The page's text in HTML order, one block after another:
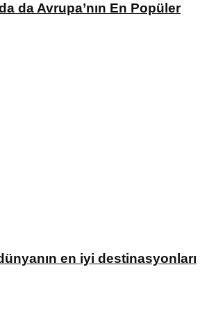
da Avrupa’nın En Popüler
en iyi destinasyonları